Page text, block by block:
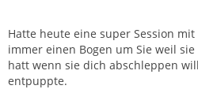
Hatte heute eine super Session
immer einen Bogen um Sie weil
hatt wenn sie dich abschleppen
entpuppte.